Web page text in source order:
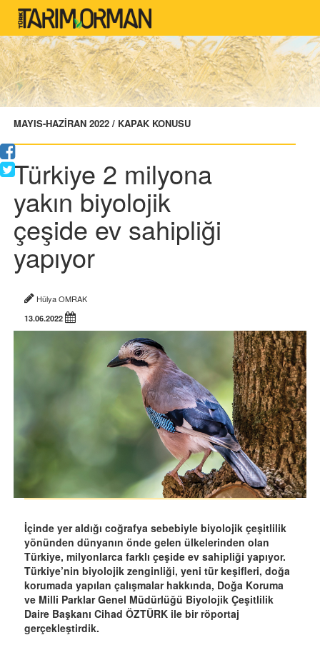
MAYIS-HAZİRAN 2022 / KAPAK KONUSU
Türkiye 2 milyona
yakın biyolojik
çeşide ev sahipliği
yapıyor
Hülya OMRAK
13.06.2022
İçinde yer aldığı coğrafya sebebiyle biyolojik çeşitlilik
yönünden dünyanın önde gelen ülkelerinden olan
Türkiye, milyonlarca farklı çeşide ev sahipliği yapıyor.
Türkiye’nin biyolojik zenginliği, yeni tür keşifleri, doğa
korumada yapılan çalışmalar hakkında, Doğa Koruma
ve Milli Parklar Genel Müdürlüğü Biyolojik Çeşitlilik
Daire Başkanı Cihad ÖZTÜRK ile bir röportaj
gerçekleştirdik.